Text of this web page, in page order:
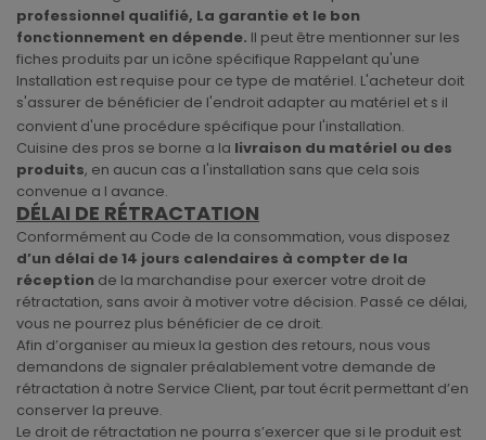
professionnel qualifié, La garantie et le bon
fonctionnement en dépende. Il peut être mentionner sur les
fiches produits par un icône spécifique Rappelant qu'une
Installation est requise pour ce type de matériel. L'acheteur doit
s'assurer de bénéficier de l'endroit adapter au matériel et s il
convient d'une procédure spécifique pour l'installation.
Cuisine des pros se borne a la livraison du matériel ou des
produits, en aucun cas a l'installation sans que cela sois
convenue a l avance.
DÉLAI DE RÉTRACTATION
Conformément au Code de la consommation, vous disposez
d’un délai de 14 jours calendaires à compter de la
réception de la marchandise pour exercer votre droit de
rétractation, sans avoir à motiver votre décision. Passé ce délai,
vous ne pourrez plus bénéficier de ce droit.
Afin d’organiser au mieux la gestion des retours, nous vous
demandons de signaler préalablement votre demande de
rétractation à notre Service Client, par tout écrit permettant d’en
conserver la preuve.
Le droit de rétractation ne pourra s’exercer que si le produit est